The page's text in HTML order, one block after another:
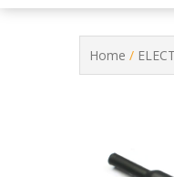
Home /